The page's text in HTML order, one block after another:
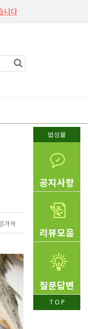
법성몰
공지사항
리뷰모음
질문답변
T O P
니다
가격